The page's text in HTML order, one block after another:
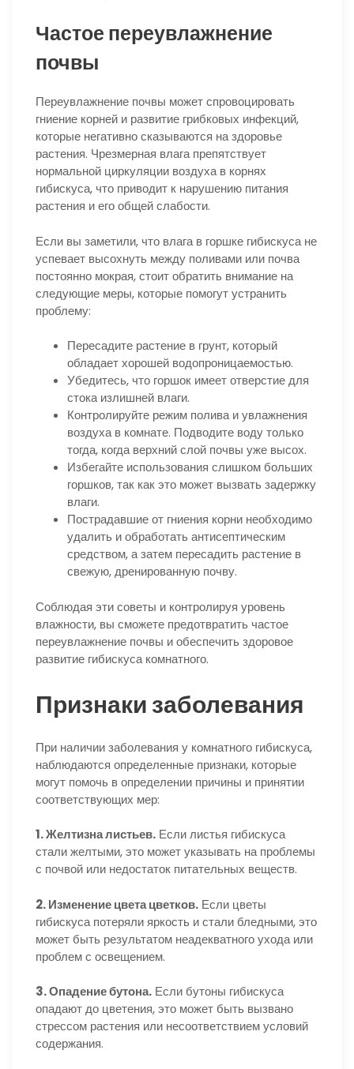
Частое переувлажнение
почвы
Переувлажнение почвы может спровоцировать
гниение корней и развитие грибковых инфекций,
которые негативно сказываются на здоровье
растения. Чрезмерная влага препятствует
нормальной циркуляции воздуха в корнях
гибискуса, что приводит к нарушению питания
растения и его общей слабости.
Если вы заметили, что влага в горшке гибискуса не
успевает высохнуть между поливами или почва
постоянно мокрая, стоит обратить внимание на
следующие меры, которые помогут устранить
проблему:
Пересадите растение в грунт, который
обладает хорошей водопроницаемостью.
Убедитесь, что горшок имеет отверстие для
стока излишней влаги.
Контролируйте режим полива и увлажнения
воздуха в комнате. Подводите воду только
тогда, когда верхний слой почвы уже высох.
Избегайте использования слишком больших
горшков, так как это может вызвать задержку
влаги.
Пострадавшие от гниения корни необходимо
удалить и обработать антисептическим
средством, а затем пересадить растение в
свежую, дренированную почву.
Соблюдая эти советы и контролируя уровень
влажности, вы сможете предотвратить частое
переувлажнение почвы и обеспечить здоровое
развитие гибискуса комнатного.
Признаки заболевания
При наличии заболевания у комнатного гибискуса,
наблюдаются определенные признаки, которые
могут помочь в определении причины и принятии
соответствующих мер:
1. Желтизна листьев. Если листья гибискуса
стали желтыми, это может указывать на проблемы
с почвой или недостаток питательных веществ.
2. Изменение цвета цветков. Если цветы
гибискуса потеряли яркость и стали бледными, это
может быть результатом неадекватного ухода или
проблем с освещением.
3. Опадение бутона. Если бутоны гибискуса
опадают до цветения, это может быть вызвано
стрессом растения или несоответствием условий
содержания.